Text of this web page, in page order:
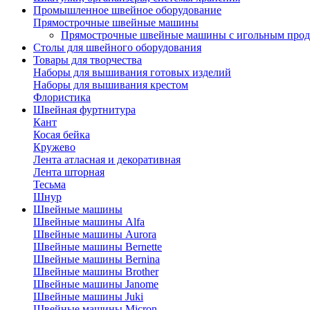
Промышленное швейное оборудование
Прямострочные швейные машины
Прямострочные швейные машины с игольным
Столы для швейного оборудования
Товары для творчества
Наборы для вышивания готовых изделий
Наборы для вышивания крестом
Флористика
Швейная фуртнитура
Кант
Косая бейка
Кружево
Лента aтласная и декоративная
Лента шторная
Тесьма
Шнур
Швейные машины
Швейные машины Alfa
Швейные машины Aurora
Швейные машины Bernette
Швейные машины Bernina
Швейные машины Brother
Швейные машины Janome
Швейные машины Juki